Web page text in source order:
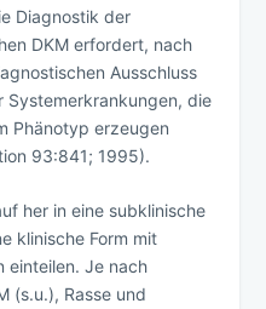
Diagnostik der
DKM erfordert, nach
Ausschluss
Systemerkrankungen, die
Phänotyp erzeugen
93:841; 1995).
her in eine subklinische
klinische Form mit
einteilen. Je nach
(s.u.), Rasse und